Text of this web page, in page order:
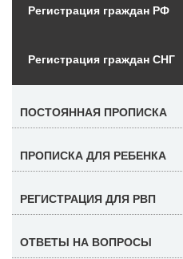
Регистрация граждан РФ
Регистрация граждан СНГ
ПОСТОЯННАЯ ПРОПИСКА
ПРОПИСКА ДЛЯ РЕБЕНКА
РЕГИСТРАЦИЯ ДЛЯ РВП
ОТВЕТЫ НА ВОПРОСЫ